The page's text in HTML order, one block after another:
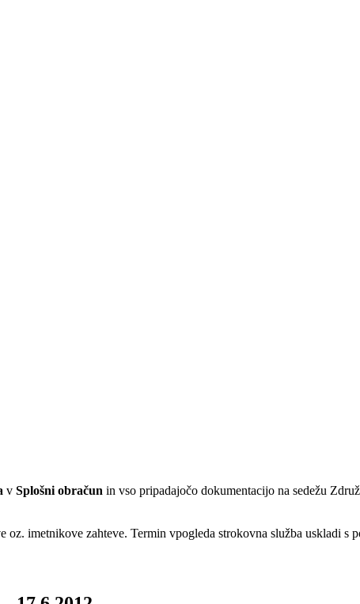
v Splošni obračun in vso pripadajočo dokumentacijo na sedežu
oz. imetnikove zahteve. Termin vpogleda strokovna služba uskladi s